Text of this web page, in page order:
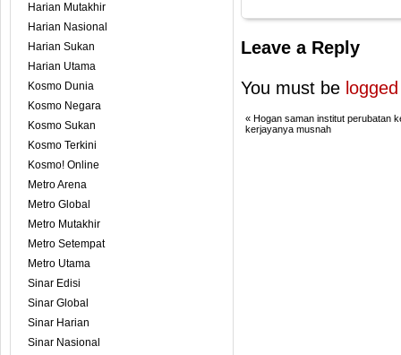
Harian Mutakhir
Harian Nasional
Harian Sukan
Harian Utama
Kosmo Dunia
Kosmo Negara
Kosmo Sukan
Kosmo Terkini
Kosmo! Online
Metro Arena
Metro Global
Metro Mutakhir
Metro Setempat
Metro Utama
Sinar Edisi
Sinar Global
Sinar Harian
Sinar Nasional
Leave a Reply
You must be
« Hogan saman institut perubatan
kerjayanya musnah